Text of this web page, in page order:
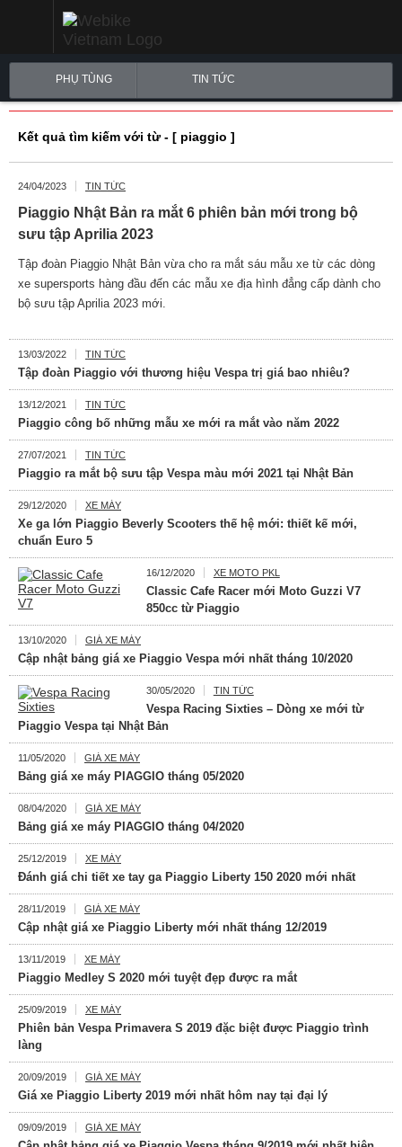
PHỤ TÙNG TIN TỨC
Kết quả tìm kiếm với từ - [ piaggio ]
24/04/2023 TIN TỨC
Piaggio Nhật Bản ra mắt 6 phiên bản mới trong bộ
sưu tập Aprilia 2023
Tập đoàn Piaggio Nhật Bản vừa cho ra mắt sáu mẫu xe từ các dòng
xe supersports hàng đầu đến các mẫu xe địa hình đẳng cấp dành cho
bộ sưu tập Aprilia 2023 mới.
13/03/2022 TIN TỨC
Tập đoàn Piaggio với thương hiệu Vespa trị giá bao nhiêu?
13/12/2021 TIN TỨC
Piaggio công bố những mẫu xe mới ra mắt vào năm 2022
27/07/2021 TIN TỨC
Piaggio ra mắt bộ sưu tập Vespa màu mới 2021 tại Nhật Bản
29/12/2020 XE MÁY
Xe ga lớn Piaggio Beverly Scooters thế hệ mới: thiết kế mới,
chuẩn Euro 5
16/12/2020 XE MOTO PKL
Classic Cafe Racer mới Moto Guzzi V7
850cc từ Piaggio
13/10/2020 GIÁ XE MÁY
Cập nhật bảng giá xe Piaggio Vespa mới nhất tháng 10/2020
30/05/2020 TIN TỨC
Vespa Racing Sixties – Dòng xe mới từ
Piaggio Vespa tại Nhật Bản
11/05/2020 GIÁ XE MÁY
Bảng giá xe máy PIAGGIO tháng 05/2020
08/04/2020 GIÁ XE MÁY
Bảng giá xe máy PIAGGIO tháng 04/2020
25/12/2019 XE MÁY
Đánh giá chi tiết xe tay ga Piaggio Liberty 150 2020 mới nhất
28/11/2019 GIÁ XE MÁY
Cập nhật giá xe Piaggio Liberty mới nhất tháng 12/2019
13/11/2019 XE MÁY
Piaggio Medley S 2020 mới tuyệt đẹp được ra mắt
25/09/2019 XE MÁY
Phiên bản Vespa Primavera S 2019 đặc biệt được Piaggio trình
làng
20/09/2019 GIÁ XE MÁY
Giá xe Piaggio Liberty 2019 mới nhất hôm nay tại đại lý
09/09/2019 GIÁ XE MÁY